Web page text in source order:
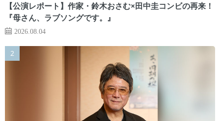
【公演レポート】作家・鈴木おさむ×田中圭コンビの再来！
『母さん、ラブソングです。』
2026.08.04